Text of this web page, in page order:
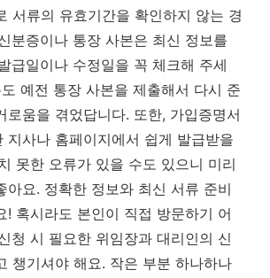
서류의 유효기간을 확인하지 않는 경
분증이나 통장 사본은 최신 정보를
급일이나 수정일을 꼭 체크해 주세
예전 통장 사본을 제출해서 다시 준
로움을 겪었답니다. 또한, 가입증명서
지사나 홈페이지에서 쉽게 발급받을
못한 오류가 있을 수도 있으니 미리
아요. 정확한 정보와 최신 서류 준비
! 혹시라도 본인이 직접 방문하기 어
청 시 필요한 위임장과 대리인의 신
챙기셔야 해요. 작은 부분 하나하나